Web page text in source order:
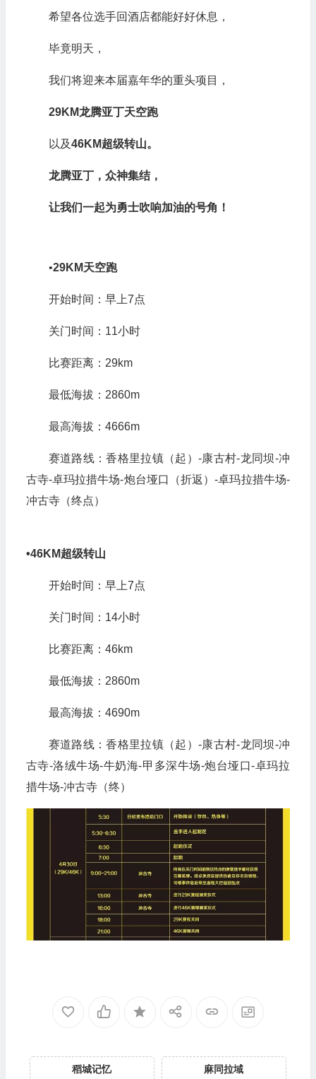
另外还有六部精彩影片也在现场展映。
今天的赛事至此已经圆满结束啦~
希望各位选手回酒店都能好好休息，
毕竟明天，
我们将迎来本届嘉年华的重头项目，
29KM龙腾亚丁天空跑
以及46KM超级转山。
让我们一起为勇士吹响加油的号角！
•29KM 天空跑
开始时间：早上7点
关门时间：11小时
比赛距离：29km
最低海拔：2860m
最高海拔：4666m
古寺-卓玛拉措牛场-炮台垭口（折返）-卓玛拉措牛场-
46KM超级转山
开始时间：早上7点
关门时间：14小时
比赛距离：46km
最低海拔：2860m
最高海拔：4690m
赛道路线：香格里拉镇（起）-康古村-龙同坝-冲
古寺-洛绒牛场-牛奶海-甲多深牛场-炮台垭口-卓玛拉
措牛场-冲古寺（终）